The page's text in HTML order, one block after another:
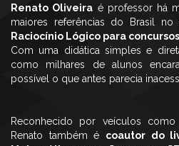
Renato Oliveira é professor há
maiores referências do Brasil no
Raciocínio Lógico para
Com uma didática simples e
como milhares de alunos
possível o que antes parecia
Reconhecido por veículos
Renato também é coautor do